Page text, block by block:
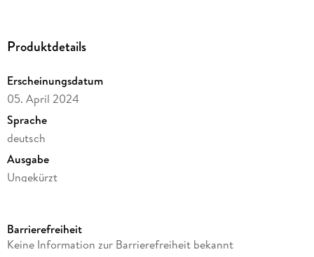
erwarten würde . . .
Produktdetails
Erscheinungsdatum
05. April 2024
Sprache
deutsch
Ausgabe
Ungekürzt
Laufzeit
Barrierefreiheit
Keine Information zur Barrierefreiheit bekannt